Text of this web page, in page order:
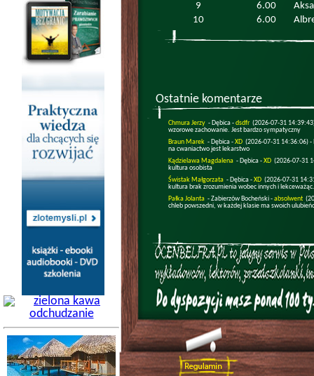
9
6.00
10
6.00
Ostatnie komentarze
Chmura Jerzy - Dębica -dsdfr (2026-07-31
wzorowe zachowanie. Jest bardzo sympatyczny
Braun Marek - Dębica -XD (2026-07-31 14:36:06) -
na cwaniactwo jest lekarstwo
Kądzielawa Magdalena - Dębica -XD (2026-07-31
kultura osobista
Świstak Małgorzata - Dębica -XD (2026-07-31
kultura brak zrozumienia wobec innych i
Pałka Jolanta - Zabierzów Bocheński -absolwent
chleb powszedni, w każdej klasie ma swoich